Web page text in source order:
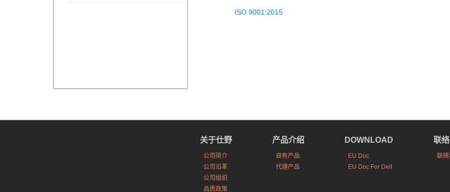
ISO 9001:2015
关于仕野
公司简介
公司沿革
公司组织
品质政策
产品介绍
自有产品
代理产品
DOWNLOAD
EU Doc
EU Doc For Dell
联络
联络